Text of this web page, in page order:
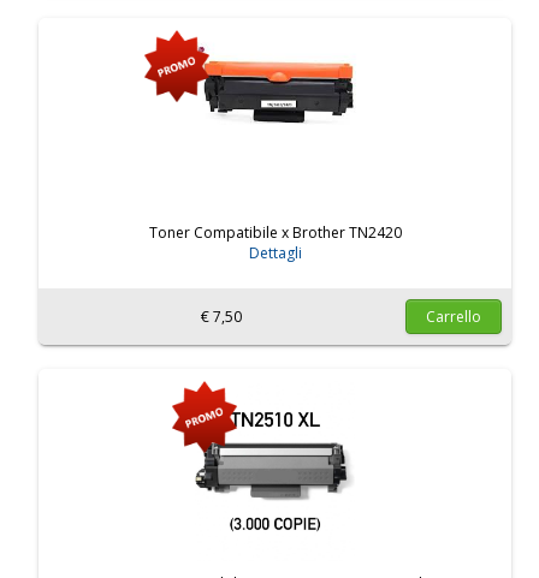
Toner Compatibile x Brother TN2420
Dettagli
€ 7,50 Carrello